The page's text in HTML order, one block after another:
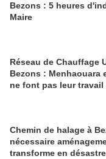
Bezons : 5 heures
Maire
Réseau de Chauffage
Bezons : Menhaouara
ne font pas leur travail
Chemin de halage à
nécessaire
transforme en désastre